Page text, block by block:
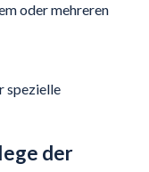
oder mehreren
spezielle
der